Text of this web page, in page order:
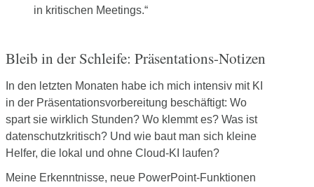
in kritischen Meetings.“
Bleib in der Schleife: Präsentations-Notizen
In den letzten Monaten habe ich mich intensiv mit KI
in der Präsentationsvorbereitung beschäftigt: Wo
spart sie wirklich Stunden? Wo klemmt es? Was ist
datenschutzkritisch? Und wie baut man sich kleine
Helfer, die lokal und ohne Cloud-KI laufen?
Meine Erkenntnisse, neue PowerPoint-Funktionen